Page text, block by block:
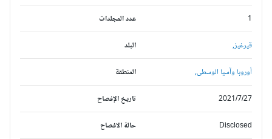
عدد المجلدات
البلد قيرغيز,
المنطقة أوروبا وآسيا الوسطى,
تاريخ الإفصاح 2021/7/27
حالة الافصاح Disclosed